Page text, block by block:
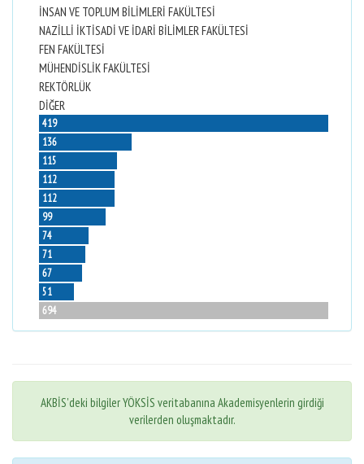
İNSAN VE TOPLUM BİLİMLERİ FAKÜLTESİ
NAZİLLİ İKTİSADİ VE İDARİ BİLİMLER FAKÜLTESİ
FEN FAKÜLTESİ
MÜHENDİSLİK FAKÜLTESİ
REKTÖRLÜK
DİĞER
419
136
115
112
112
99
74
71
67
51
694
AKBİS'deki bilgiler YÖKSİS veritabanına Akademisyenlerin girdiği
verilerden oluşmaktadır.